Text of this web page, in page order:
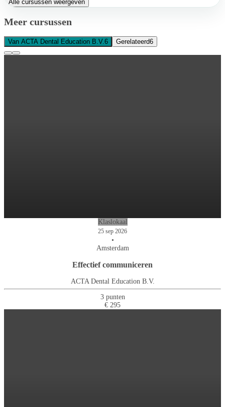
Alle cursussen weergeven
Meer cursussen
Van ACTA Dental Education B.V. 6 Gerelateerd6
Klaslokaal
25 sep 2026
•
Amsterdam
Effectief communiceren
ACTA Dental Education B.V.
3 punten
€ 295